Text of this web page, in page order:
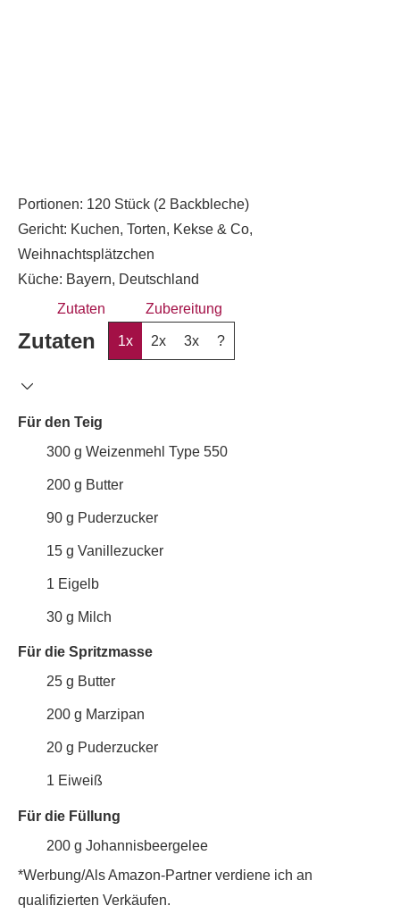
Portionen: 120 Stück (2 Backbleche)
Gericht: Kuchen, Torten, Kekse & Co,
Weihnachtsplätzchen
Küche: Bayern, Deutschland
Zutaten
Zubereitung
Zutaten 1x 2x 3x ?
Für den Teig
300 g Weizenmehl Type 550
200 g Butter
90 g Puderzucker
15 g Vanillezucker
1 Eigelb
30 g Milch
Für die Spritzmasse
25 g Butter
200 g Marzipan
20 g Puderzucker
1 Eiweiß
Für die Füllung
200 g Johannisbeergelee
*Werbung/Als Amazon-Partner verdiene ich an
qualifizierten Verkäufen.